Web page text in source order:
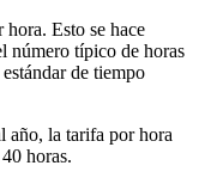
Esto se hace
número típico de horas
de tiempo
año, la tarifa por hora
horas.